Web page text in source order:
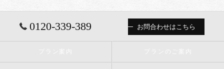
0120-339-389 お問合わせはこちら